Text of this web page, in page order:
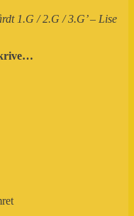
1.G / 2.G / 3.G’ – Lise